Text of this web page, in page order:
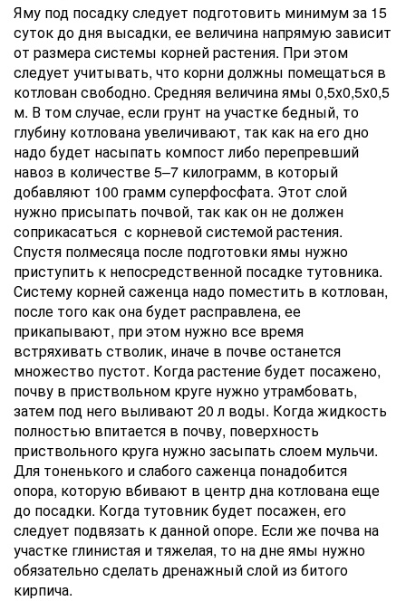
Яму под посадку следует подготовить минимум за 15
суток до дня высадки, ее величина напрямую зависит
от размера системы корней растения. При этом
следует учитывать, что корни должны помещаться в
котлован свободно. Средняя величина ямы 0,5х0,5х0,5
м. В том случае, если грунт на участке бедный, то
глубину котлована увеличивают, так как на его дно
надо будет насыпать компост либо перепревший
навоз в количестве 5–7 килограмм, в который
добавляют 100 грамм суперфосфата. Этот слой
нужно присыпать почвой, так как он не должен
соприкасаться с корневой системой растения.
Спустя полмесяца после подготовки ямы нужно
приступить к непосредственной посадке тутовника.
Систему корней саженца надо поместить в котлован,
после того как она будет расправлена, ее
прикапывают, при этом нужно все время
встряхивать стволик, иначе в почве останется
множество пустот. Когда растение будет посажено,
почву в приствольном круге нужно утрамбовать,
затем под него выливают 20 л воды. Когда жидкость
полностью впитается в почву, поверхность
приствольного круга нужно засыпать слоем мульчи.
Для тоненького и слабого саженца понадобится
опора, которую вбивают в центр дна котлована еще
до посадки. Когда тутовник будет посажен, его
следует подвязать к данной опоре. Если же почва на
участке глинистая и тяжелая, то на дне ямы нужно
обязательно сделать дренажный слой из битого
кирпича.